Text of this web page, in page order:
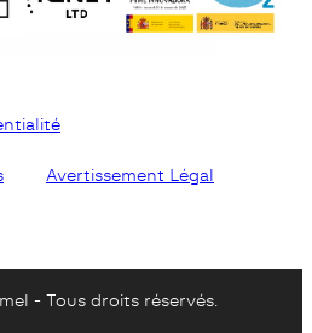
Avertissement Légal
- Tous droits réservés.